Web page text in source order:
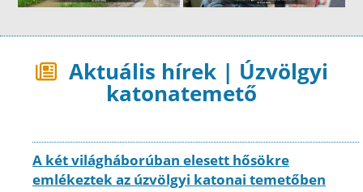
Aktuális hírek | Úzvölgyi
katonatemető
A két világháborúban elesett hősökre
emlékeztek az úzvölgyi katonai temetőben